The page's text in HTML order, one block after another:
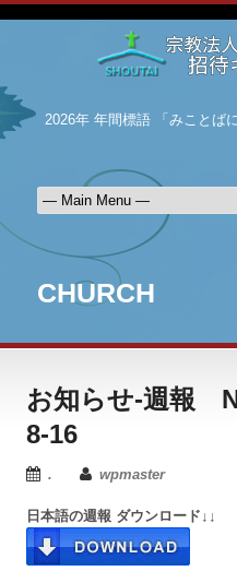
2026年 年間標語 「みことば
CHURCH
お知らせ-週報
8-16
. wpmaster
日本語の週報 ダウンロード↓↓